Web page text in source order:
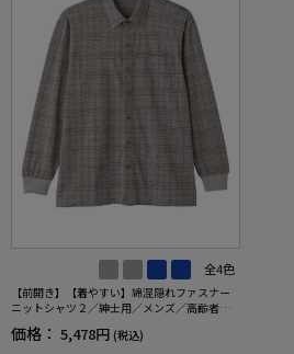
全4色
【前開き】【着やすい】綿混隠れファスナー
ニットシャツ２／紳士用／メンズ／高齢者／
シニア／洗濯機OK／名前記入欄付／胸ポケッ
ト付／ギフト／プレセント／ギフト 【CF】
価格： 5,478円 (税込)